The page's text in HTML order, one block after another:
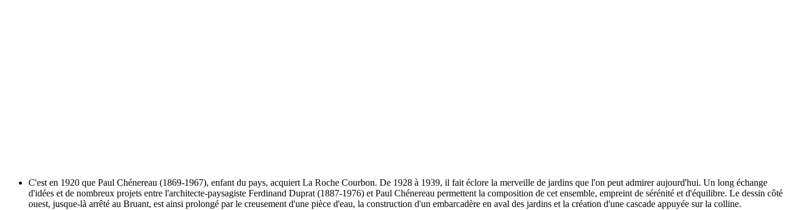
C'est en 1920 que Paul Chénereau (1869-1967), enfant du pays, acquiert La Roche Courbon. De 1928 à 1939, il fait éclore la merveille de jardins que l'on peut admirer aujourd'hui. Un long échange
d'idées et de nombreux projets entre l'architecte-paysagiste Ferdinand Duprat (1887-1976) et Paul Chénereau permettent la composition de cet ensemble, empreint de sérénité et d'équilibre. Le dessin côté
ouest, jusque-là arrêté au Bruant, est ainsi prolongé par le creusement d'une pièce d'eau, la construction d'un embarcadère en aval des jardins et la création d'une cascade appuyée sur la colline.